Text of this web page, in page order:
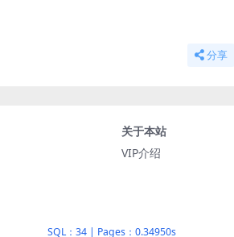
分享
关于本站
VIP介绍
SQL：34 | Pages：0.34950s